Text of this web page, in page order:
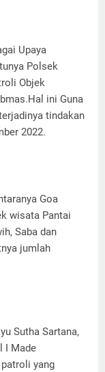
Upaya
Polsek
Objek
ini Guna
tindakan
2022.
Goa
wisata Pantai
Saba dan
jumlah
Sutha Sartana,
I Made
yang